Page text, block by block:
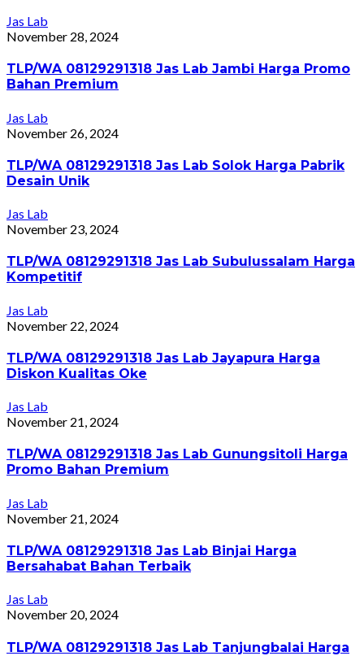
Jas Lab
November 28, 2024
TLP/WA 08129291318 Jas Lab Jambi Harga Promo
Bahan Premium
Jas Lab
November 26, 2024
TLP/WA 08129291318 Jas Lab Solok Harga Pabrik
Desain Unik
Jas Lab
November 23, 2024
TLP/WA 08129291318 Jas Lab Subulussalam Harga
Kompetitif
Jas Lab
November 22, 2024
TLP/WA 08129291318 Jas Lab Jayapura Harga
Diskon Kualitas Oke
Jas Lab
November 21, 2024
TLP/WA 08129291318 Jas Lab Gunungsitoli Harga
Promo Bahan Premium
Jas Lab
November 21, 2024
TLP/WA 08129291318 Jas Lab Binjai Harga
Bersahabat Bahan Terbaik
Jas Lab
November 20, 2024
TLP/WA 08129291318 Jas Lab Tanjungbalai Harga